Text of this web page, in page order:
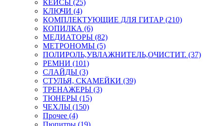
КЕЙСЫ (25)
КЛЮЧИ (4)
КОМПЛЕКТУЮЩИЕ ДЛЯ ГИТАР (210)
КОПИЛКА (6)
МЕДИАТОРЫ (82)
МЕТРОНОМЫ (5)
ПОЛИРОЛЬ,УВЛАЖНИТЕЛЬ,ОЧИСТИТ. (37)
РЕМНИ (101)
СЛАЙДЫ (3)
СТУЛЬЯ, СКАМЕЙКИ (39)
ТРЕНАЖЕРЫ (3)
ТЮНЕРЫ (15)
ЧЕХЛЫ (150)
Прочее (4)
Пюпитры (19)